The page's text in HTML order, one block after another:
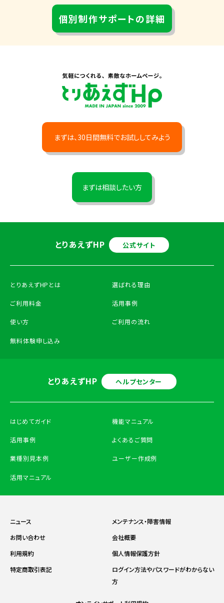
個別制作サポートの詳細
まずは、30日間無料でお試ししてみよう
まずは相談したい方
とりあえずHP 公式サイト
とりあえずHPとは
ご利用料金
使い方
選ばれる理由
活用事例
ご利用の流れ
無料体験申し込み
とりあえずHP ヘルプセンター
はじめてガイド
活用事例
業種別見本例
機能マニュアル
よくあるご質問
ユーザー作成例
活用マニュアル
ニュース
メンテナンス・障害情報
お問い合わせ
会社概要
利用規約
個人情報保護方針
特定商取引表記
ログイン方法やパスワードがわからない
方